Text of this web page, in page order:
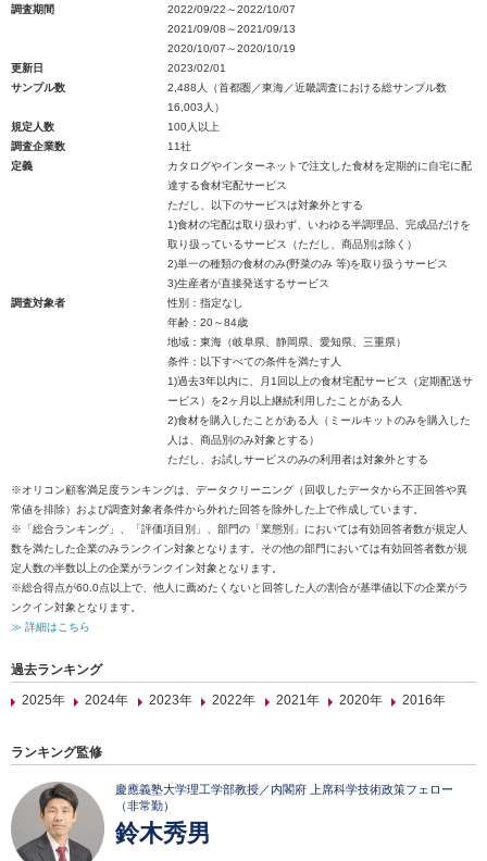
調査期間
2022/09/22～2022/10/07
2021/09/08～2021/09/13
2020/10/07～2020/10/19
更新日
2023/02/01
サンプル数
2,488人（首都圏／東海／近畿調査における総サンプル数
16,003人）
規定人数
100人以上
調査企業数
11社
定義
カタログやインターネットで注文した食材を定期的に自宅に配
達する食材宅配サービス
ただし、以下のサービスは対象外とする
1)食材の宅配は取り扱わず、いわゆる半調理品、完成品だけを
取り扱っているサービス（ただし、商品別は除く）
2)単一の種類の食材のみ(野菜のみ 等)を取り扱うサービス
3)生産者が直接発送するサービス
調査対象者
性別：指定なし
年齢：20～84歳
地域：東海（岐阜県、静岡県、愛知県、三重県）
条件：以下すべての条件を満たす人
1)過去3年以内に、月1回以上の食材宅配サービス（定期配送サ
ービス）を2ヶ月以上継続利用したことがある人
2)食材を購入したことがある人（ミールキットのみを購入した
人は、商品別のみ対象とする）
ただし、お試しサービスのみの利用者は対象外とする
※オリコン顧客満足度ランキングは、データクリーニング（回収したデータから不正回答や異
常値を排除）および調査対象者条件から外れた回答を除外した上で作成しています。
※「総合ランキング」、「評価項目別」、部門の「業態別」においては有効回答者数が規定人
数を満たした企業のみランクイン対象となります。その他の部門においては有効回答者数が規
定人数の半数以上の企業がランクイン対象となります。
※総合得点が60.0点以上で、他人に薦めたくないと回答した人の割合が基準値以下の企業がラ
ンクイン対象となります。
≫ 詳細はこちら
過去ランキング
2025年
2024年 2023年 2022年 2021年 2020年 2016年
ランキング監修
慶應義塾大学理工学部教授／内閣府 上席科学技術政策フェロー
（非常勤）
鈴木秀男